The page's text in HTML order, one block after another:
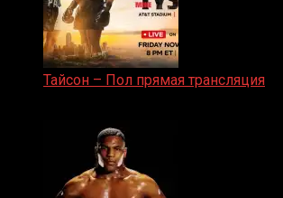
Тайсон – Пол прямая трансляция